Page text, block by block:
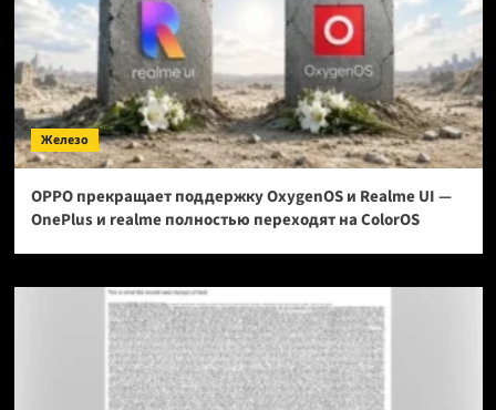
Железо
OPPO прекращает поддержку OxygenOS и Realme UI —
OnePlus и realme полностью переходят на ColorOS